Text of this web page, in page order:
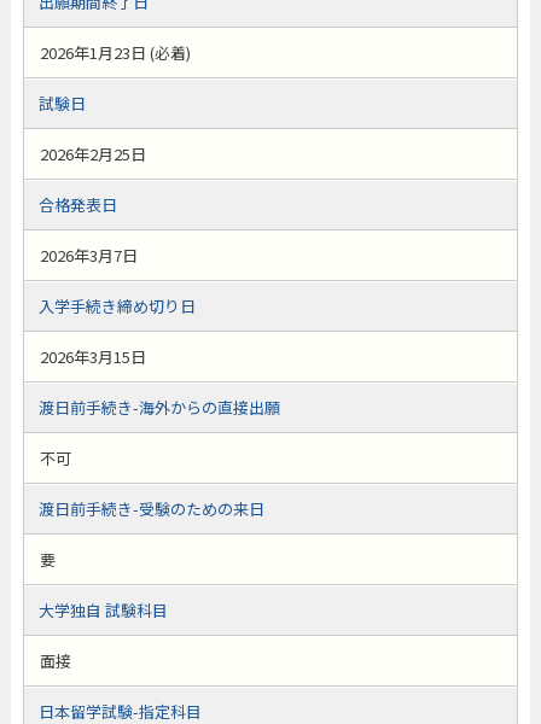
2026年1月23日 (必着)
試験日
2026年2月25日
合格発表日
2026年3月7日
入学手続き締め切り日
2026年3月15日
渡日前手続き-海外からの直接出願
不可
渡日前手続き-受験のための来日
要
大学独自 試験科目
面接
日本留学試験-指定科目